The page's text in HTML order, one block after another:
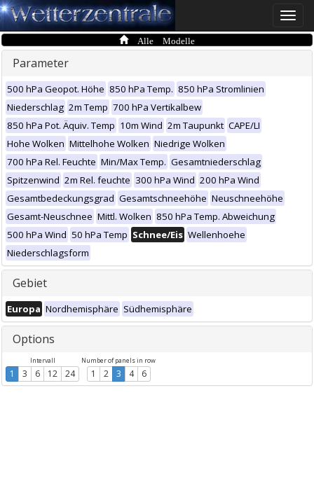
Toggle
Alle Modelle
Parameter
500 hPa Geopot. Höhe 850 hPa Temp. 850 hPa Stromlinien
Niederschlag 2m Temp 700 hPa Vertikalbew
850 hPa Pot. Äquiv. Temp 10m Wind 2m Taupunkt CAPE/LI
Hohe Wolken Mittelhohe Wolken Niedrige Wolken
700 hPa Rel. Feuchte Min/Max Temp. Gesamtniederschlag
Spitzenwind 2m Rel. feuchte 300 hPa Wind 200 hPa Wind
Gesamtbedeckungsgrad Gesamtschneehöhe Neuschneehöhe
Gesamt-Neuschnee Mittl. Wolken 850 hPa Temp. Abweichung
500 hPa Wind 50 hPa Temp Schnee/Eis Wellenhoehe
Niederschlagsform
Gebiet
Europa Nordhemisphäre Südhemisphäre
Options
Intervall
1 3 6 12 24
Number of panels in row
1 2 3 4 6